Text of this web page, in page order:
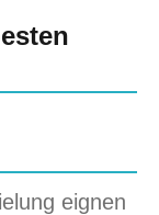
eignen